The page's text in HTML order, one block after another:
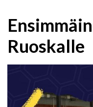
Ruoskalle